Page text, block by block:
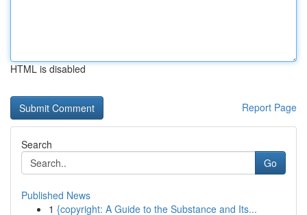
HTML is disabled
Report Page
Search
Go
Published News
1 {copyright: A Guide to the Substance and Its...